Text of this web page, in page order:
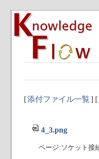
[添付ファイル一覧] [
4_3.png
ページ:ソケット接